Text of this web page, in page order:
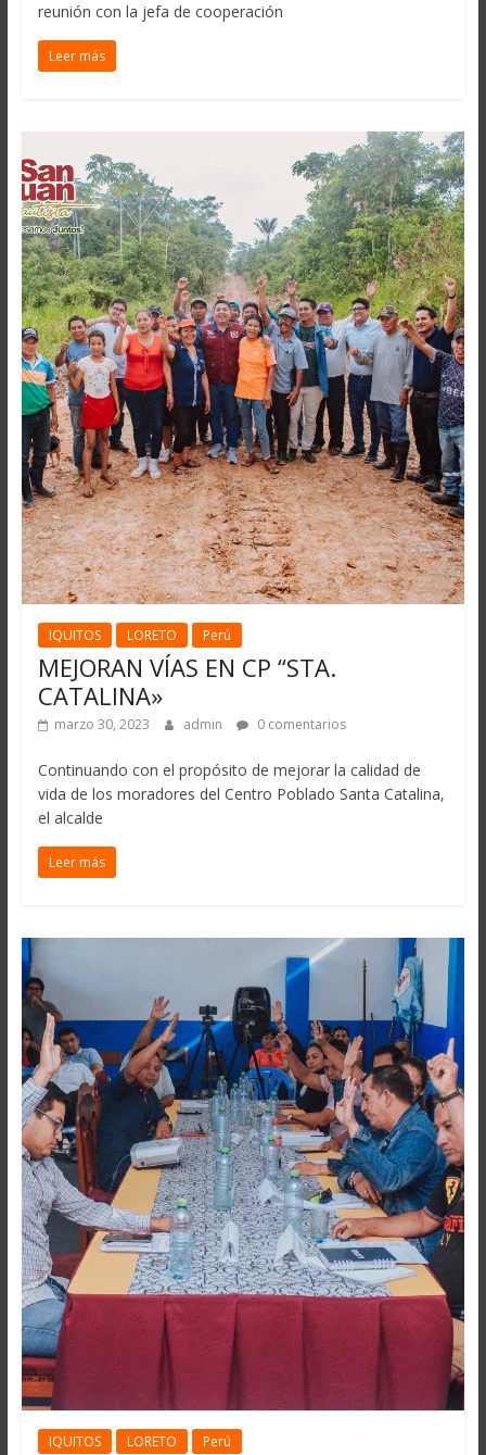
reunión con la jefa de cooperación
Leer más
IQUITOS LORETO Perú
MEJORAN VÍAS EN CP “STA.
CATALINA»
marzo 30, 2023 admin 0 comentarios
Continuando con el propósito de mejorar la calidad de
vida de los moradores del Centro Poblado Santa Catalina,
el alcalde
Leer más
IQUITOS LORETO Perú